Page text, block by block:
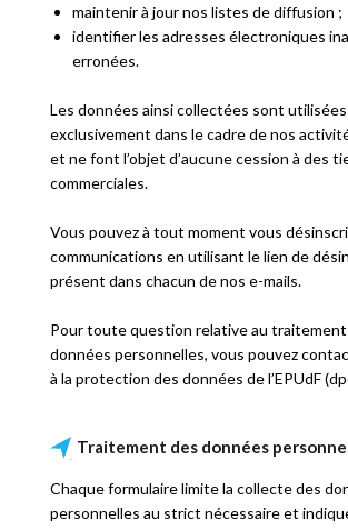
maintenir à jour nos listes de diffusion ;
identifier les adresses électroniques
erronées.
Les données ainsi collectées sont utilisées
exclusivement dans le cadre de nos
et ne font l’objet d’aucune cession à des
commerciales.
Vous pouvez à tout moment vous
communications en utilisant le lien de
présent dans chacun de nos e-mails.
Pour toute question relative au traitement
données personnelles, vous pouvez
à la protection des données de l’EPUdF (d
Traitement des données
Chaque formulaire limite la collecte des
personnelles au strict nécessaire et